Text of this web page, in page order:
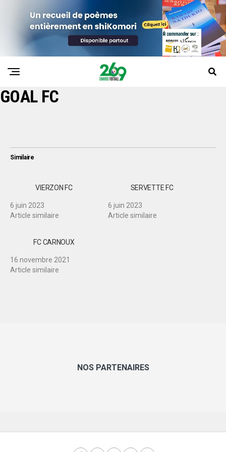
GOAL FC
Similaire
VIERZON FC
6 juin 2023
Article similaire
SERVETTE FC
6 juin 2023
Article similaire
FC CARNOUX
16 novembre 2021
Article similaire
NOS PARTENAIRES